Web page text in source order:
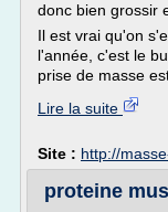
donc bien grossir
Il est vrai qu'on
l'année, c'est le
prise de masse
Lire la suite
Site : http://
proteine